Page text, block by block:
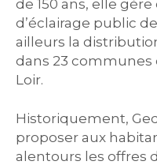
de 150 ans, elle
d’éclairage public
ailleurs la
dans 23 communes
Loir.
Historiquement,
proposer aux
alentours les offres